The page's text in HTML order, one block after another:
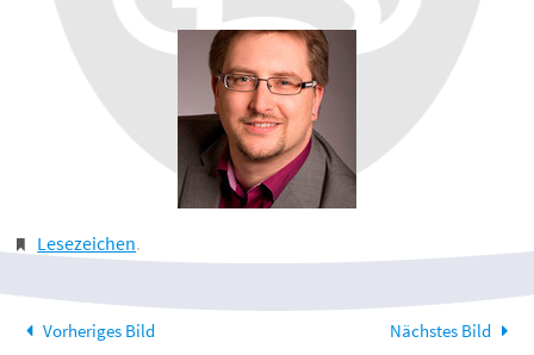
Lesezeichen.
Vorheriges Bild Nächstes Bild